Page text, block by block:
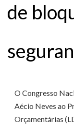
de
O Congresso
Aécio Neves ao
Orçamentárias